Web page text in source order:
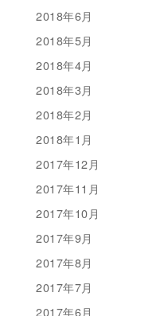
2018年6月
2018年5月
2018年4月
2018年3月
2018年2月
2018年1月
2017年12月
2017年11月
2017年10月
2017年9月
2017年8月
2017年7月
2017年6月